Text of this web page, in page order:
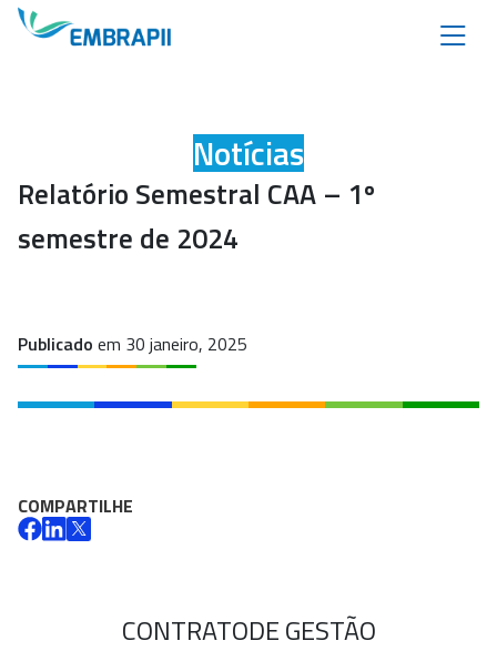
Notícias
Relatório Semestral CAA – 1º
semestre de 2024
Publicado em 30 janeiro, 2025
COMPARTILHE
CONTRATODE GESTÃO